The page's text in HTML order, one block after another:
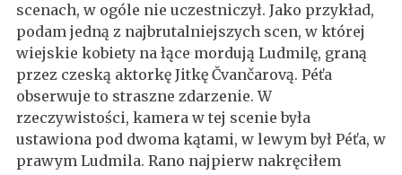
scenach, w ogóle nie uczestniczył. Jako przykład,
podam jedną z najbrutalniejszych scen, w której
wiejskie kobiety na łące mordują Ludmilę, graną
przez czeską aktorkę Jitkę Čvančarovą. Péťa
obserwuje to straszne zdarzenie. W
rzeczywistości, kamera w tej scenie była
ustawiona pod dwoma kątami, w lewym był Péťa, w
prawym Ludmila. Rano najpierw nakręciłem